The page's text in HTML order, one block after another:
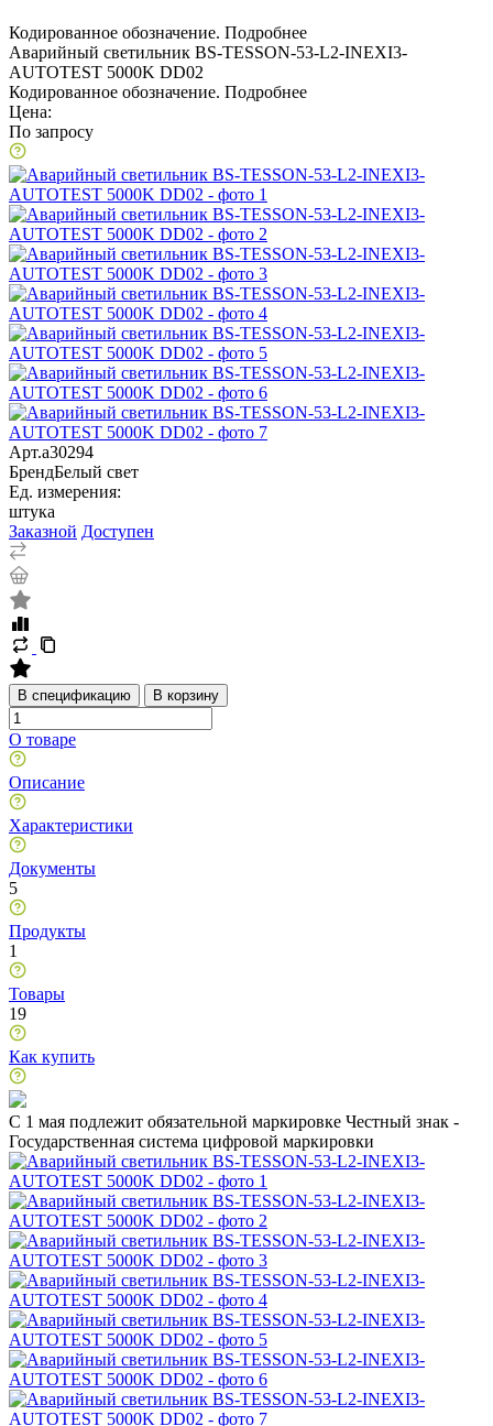
Кодированное обозначение. Подробнее
Аварийный светильник BS-TESSON-53-L2-INEXI3-
AUTOTEST 5000K DD02
Кодированное обозначение. Подробнее
Цена:
По запросу
Арт.a30294
БрендБелый свет
Ед. измерения:
штука
Заказной Доступен
В спецификацию В корзину
О товаре
Описание
Характеристики
Документы
5
Продукты
1
Товары
19
Как купить
C 1 мая подлежит обязательной маркировке Честный знак -
Государственная система цифровой маркировки